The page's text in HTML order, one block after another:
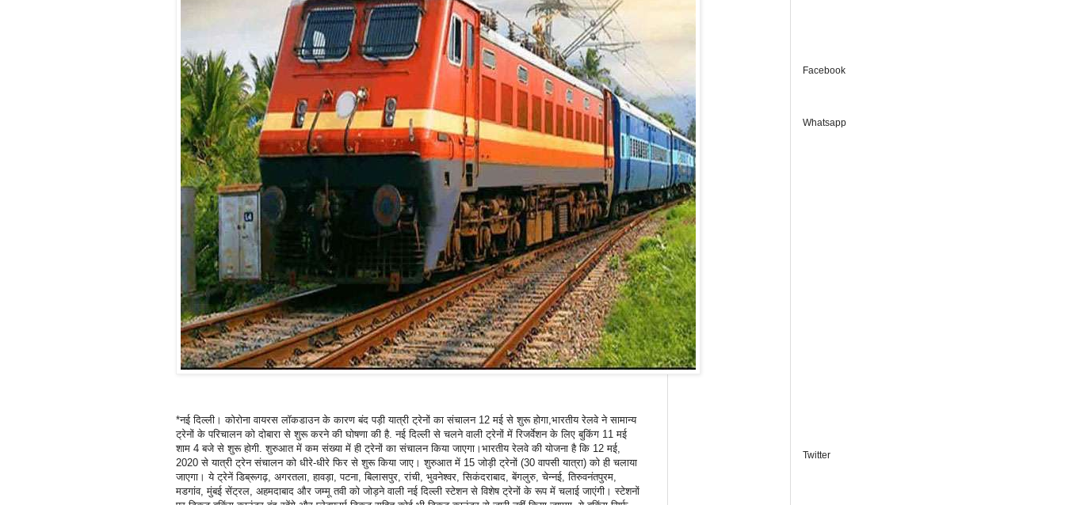
*नई दिल्ली। कोरोना वायरस लॉकडाउन के कारण बंद पड़ी यात्री ट्रेनों का संचालन 12 मई से शुरू होगा,भारतीय रेलवे ने सामान्य
ट्रेनों के परिचालन को दोबारा से शुरू करने की घोषणा की है. नई दिल्ली से चलने वाली ट्रेनों में रिजर्वेशन के लिए बुकिंग 11 मई
शाम 4 बजे से शुरू होगी. शुरुआत में कम संख्या में ही ट्रेनों का संचालन किया जाएगा।भारतीय रेलवे की योजना है कि 12 मई,
2020 से यात्री ट्रेन संचालन को धीरे-धीरे फिर से शुरू किया जाए। शुरुआत में 15 जोड़ी ट्रेनों (30 वापसी यात्रा) को ही चलाया
जाएगा। ये ट्रेनें डिब्रूगढ़, अगरतला, हावड़ा, पटना, बिलासपुर, रांची, भुवनेश्वर, सिकंदराबाद, बेंगलुरु, चेन्नई, तिरुवनंतपुरम,
मडगांव, मुंबई सेंट्रल, अहमदाबाद और जम्मू तवी को जोड़ने वाली नई दिल्ली स्टेशन से विशेष ट्रेनों के रूप में चलाई जाएंगी। स्टेशनों
Facebook
Whatsapp
Twitter